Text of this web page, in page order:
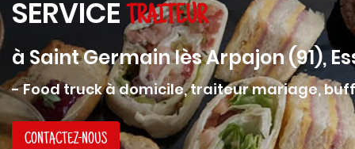
 Adresse email de réception
SERVICETRAITEUR
à Saint Germain lès Arpajon (91),
- Food truck à domicile, traiteur mariage,
CONTACTEZ-NOUS